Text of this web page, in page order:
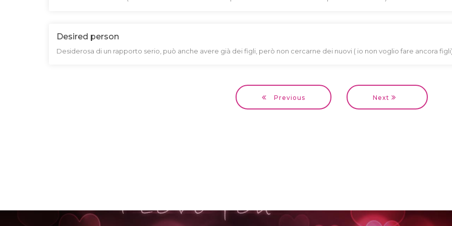
Desired person
Desiderosa di un rapporto serio, può anche avere già dei figli, però non cercarne dei nuovi ( io non voglio fare ancora
Previous Next